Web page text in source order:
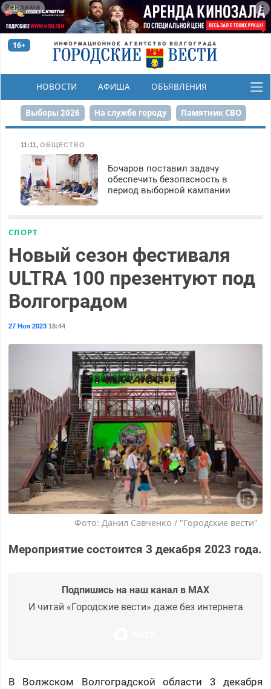
Реклама
16+
НОВОСТИ АФИША ОБЪЯВЛЕНИЯ
КОНКУРСЫ
Выборы 2026 На службе городу Памятник СВО
Набережная День Победы Реконструкция ЦПКиО
80-летие Победы Парк Героев-летчиков
11:11, ОБЩЕСТВО
Бочаров поставил задачу
обеспечить безопасность в
период выборной кампании
СПОРТ
Новый сезон фестиваля
ULTRA 100 презентуют под
Волгоградом
27 Ноя 202318:44
Фото: Данил Савченко / "Городские вести"
Мероприятие состоится 3 декабря 2023 года.
Подпишись на наш канал в MAX
И читай «Городские вести» даже без интернета
В Волжском Волгоградской области 3 декабря